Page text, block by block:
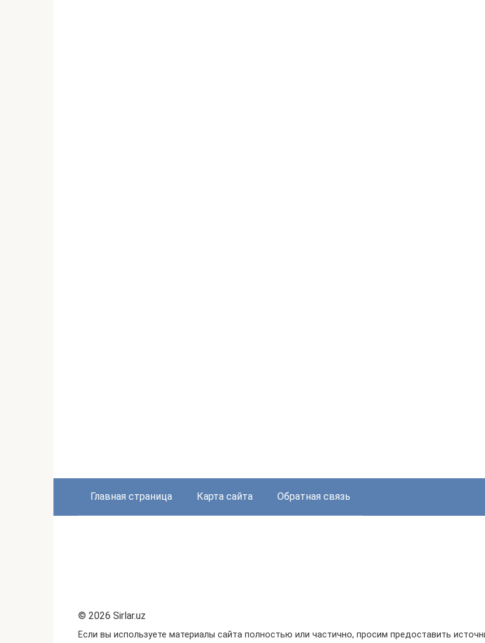
Главная страница Карта сайта Обратная связь
© 2026 Sirlar.uz
Если вы используете материалы сайта полностью или частично, просим предоставить